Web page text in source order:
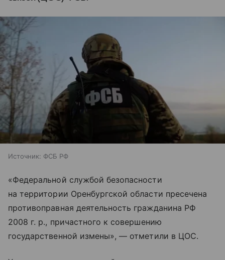
Источник: ФСБ РФ
«Федеральной службой безопасности
на территории Оренбургской области пресечена
противоправная деятельность гражданина РФ
2008 г. р., причастного к совершению
государственной измены», — отметили в ЦОС.